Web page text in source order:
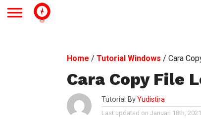
Home / Tutorial Windows / Cara
Cara Copy File
Tutorial ByYudistira
Last updated on Januari 18th, 2021